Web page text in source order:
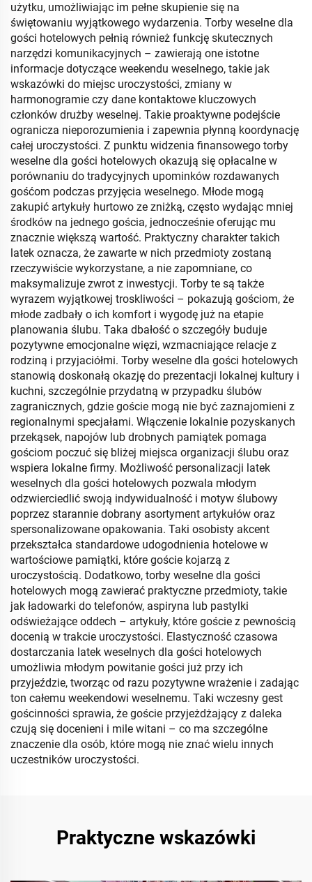
użytku, umożliwiając im pełne skupienie się na
świętowaniu wyjątkowego wydarzenia. Torby weselne dla
gości hotelowych pełnią również funkcję skutecznych
narzędzi komunikacyjnych – zawierają one istotne
informacje dotyczące weekendu weselnego, takie jak
wskazówki do miejsc uroczystości, zmiany w
harmonogramie czy dane kontaktowe kluczowych
członków drużby weselnej. Takie proaktywne podejście
ogranicza nieporozumienia i zapewnia płynną koordynację
całej uroczystości. Z punktu widzenia finansowego torby
weselne dla gości hotelowych okazują się opłacalne w
porównaniu do tradycyjnych upominków rozdawanych
gośćom podczas przyjęcia weselnego. Młode mogą
zakupić artykuły hurtowo ze zniżką, często wydając mniej
środków na jednego gościa, jednocześnie oferując mu
znacznie większą wartość. Praktyczny charakter takich
latek oznacza, że zawarte w nich przedmioty zostaną
rzeczywiście wykorzystane, a nie zapomniane, co
maksymalizuje zwrot z inwestycji. Torby te są także
wyrazem wyjątkowej troskliwości – pokazują gościom, że
młode zadbały o ich komfort i wygodę już na etapie
planowania ślubu. Taka dbałość o szczegóły buduje
pozytywne emocjonalne więzi, wzmacniające relacje z
rodziną i przyjaciółmi. Torby weselne dla gości hotelowych
stanowią doskonałą okazję do prezentacji lokalnej kultury i
kuchni, szczególnie przydatną w przypadku ślubów
zagranicznych, gdzie goście mogą nie być zaznajomieni z
regionalnymi specjałami. Włączenie lokalnie pozyskanych
przekąsek, napojów lub drobnych pamiątek pomaga
gościom poczuć się bliżej miejsca organizacji ślubu oraz
wspiera lokalne firmy. Możliwość personalizacji latek
weselnych dla gości hotelowych pozwala młodym
odzwierciedlić swoją indywidualność i motyw ślubowy
poprzez starannie dobrany asortyment artykułów oraz
spersonalizowane opakowania. Taki osobisty akcent
przekształca standardowe udogodnienia hotelowe w
wartościowe pamiątki, które goście kojarzą z
uroczystością. Dodatkowo, torby weselne dla gości
hotelowych mogą zawierać praktyczne przedmioty, takie
jak ładowarki do telefonów, aspiryna lub pastylki
odświeżające oddech – artykuły, które goście z pewnością
docenią w trakcie uroczystości. Elastyczność czasowa
dostarczania latek weselnych dla gości hotelowych
umożliwia młodym powitanie gości już przy ich
przyjeździe, tworząc od razu pozytywne wrażenie i zadając
ton całemu weekendowi weselnemu. Taki wczesny gest
gościnności sprawia, że goście przyjeżdżający z daleka
czują się docenieni i mile witani – co ma szczególne
znaczenie dla osób, które mogą nie znać wielu innych
uczestników uroczystości.
Praktyczne wskazówki